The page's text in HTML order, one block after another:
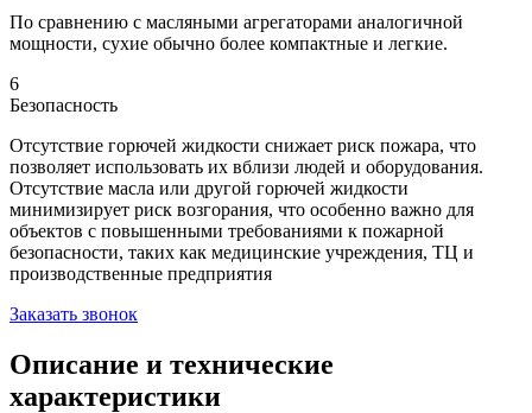
По сравнению с масляными агрегаторами аналогичной
мощности, сухие обычно более компактные и легкие.
6
Безопасность
Отсутствие горючей жидкости снижает риск пожара, что
позволяет использовать их вблизи людей и оборудования.
Отсутствие масла или другой горючей жидкости
минимизирует риск возгорания, что особенно важно для
объектов с повышенными требованиями к пожарной
безопасности, таких как медицинские учреждения, ТЦ и
производственные предприятия
Заказать звонок
Описание и технические
характеристики